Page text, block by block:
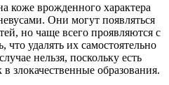
коже врожденного характера
Они могут появляться
но чаще всего проявляются с
удалять их самостоятельно
нельзя, поскольку есть
злокачественные образования.